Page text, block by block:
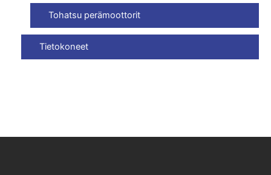
Tohatsu perämoottorit
Tietokoneet